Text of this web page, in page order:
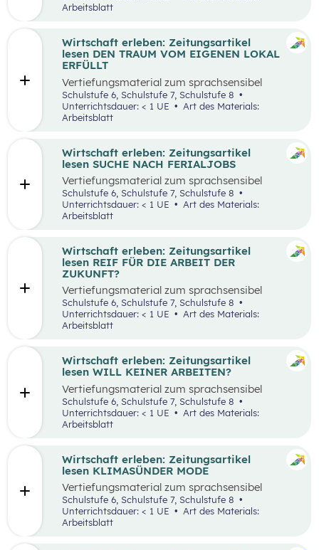
Arbeitsblatt
Wirtschaft erleben: Zeitungsartikel
lesen DEN TRAUM VOM EIGENEN LOKAL
ERFÜLLT
Vertiefungsmaterial zum sprachsensibel
aufbereiteten Zeitungsartikel “Den Traum vom
eigenen Lokal erfüllt”.
Schulstufe 6, Schulstufe 7, Schulstufe 8
Unterrichtsdauer: < 1 UE
Arbeitsblatt
Wirtschaft erleben: Zeitungsartikel
lesen SUCHE NACH FERIALJOBS
Vertiefungsmaterial zum sprachsensibel
aufbereiteten Zeitungsartikel “Spannende
Suche nach Ferialjobs”.
Schulstufe 6, Schulstufe 7, Schulstufe 8
Unterrichtsdauer: < 1 UE
Arbeitsblatt
Wirtschaft erleben: Zeitungsartikel
lesen REIF FÜR DIE ARBEIT DER
ZUKUNFT?
Vertiefungsmaterial zum sprachsensibel
aufbereiteten Zeitungsartikel “Reif für die
Arbeit der Zukunft?”.
Schulstufe 6, Schulstufe 7, Schulstufe 8
Unterrichtsdauer: < 1 UE
Art des Materials:
Arbeitsblatt
Wirtschaft erleben: Zeitungsartikel
lesen WILL KEINER ARBEITEN?
Vertiefungsmaterial zum sprachsensibel
aufbereiteten Zeitungsartikel “Will keiner
arbeiten?”.
Schulstufe 6, Schulstufe 7, Schulstufe 8
Unterrichtsdauer: < 1 UE
Arbeitsblatt
Wirtschaft erleben: Zeitungsartikel
lesen KLIMASÜNDER MODE
Vertiefungsmaterial zum sprachsensibel
aufbereiteten Zeitungsartikel “Klimasünder
Mode”.
Schulstufe 6, Schulstufe 7, Schulstufe 8
Unterrichtsdauer: < 1 UE
Arbeitsblatt